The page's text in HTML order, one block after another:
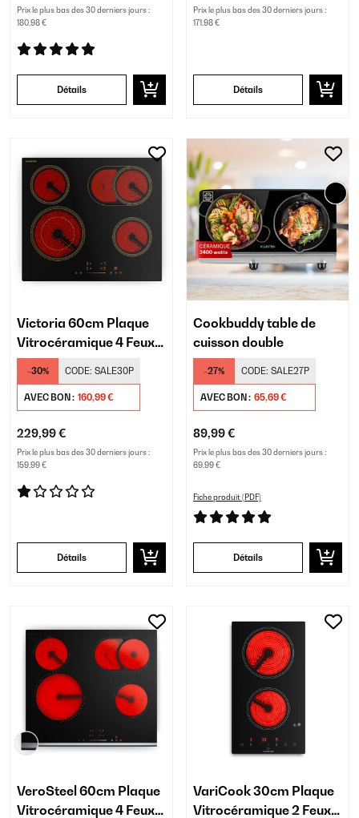
Prix le plus bas des 30 derniers jours :
180,98 €
Détails
Prix le plus bas des 30 derniers jours :
171,98 €
Détails
Victoria 60cm Plaque
Vitrocéramique 4 Feux
Noir
-30% CODE: SALE30P
AVEC BON : 160,99 €
229,99 €
Prix le plus bas des 30 derniers jours :
159,99 €
Détails
Cookbuddy table de
cuisson double
-27% CODE: SALE27P
AVEC BON : 65,69 €
89,99 €
Prix le plus bas des 30 derniers jours :
69,99 €
Fiche produit (PDF)
Détails
VeroSteel 60cm Plaque
Vitrocéramique 4 Feux
VariCook 30cm Plaque
Vitrocéramique 2 Feux